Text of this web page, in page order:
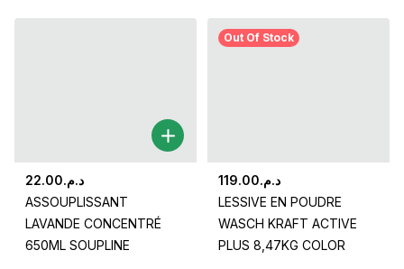
د.م.22.00
ASSOUPLISSANT
LAVANDE CONCENTRÉ
650ML SOUPLINE
Out Of Stock
د.م.119.00
LESSIVE EN POUDRE
WASCH KRAFT ACTIVE
PLUS 8,47KG COLOR